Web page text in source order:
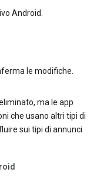
Android.
le modifiche.
ma le app
che usano altri tipi di
sui tipi di annunci